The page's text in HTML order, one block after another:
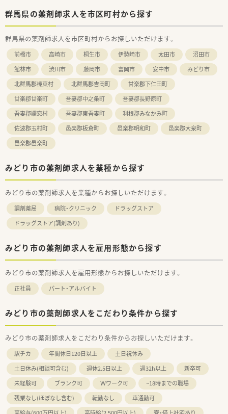
群馬県の薬剤師求人を市区町村から探す
群馬県の薬剤師求人を市区町村からお探しいただけます。
前橋市 高崎市 桐生市 伊勢崎市 太田市
沼田市
館林市
渋川市 藤岡市 富岡市 安中市
みどり市
北群馬郡榛東村
北群馬郡吉岡町
甘楽郡下仁田町
甘楽郡甘楽町
吾妻郡中之条町
吾妻郡長野原町
吾妻郡嬬恋村
吾妻郡東吾妻町
利根郡みなかみ町
佐波郡玉村町
邑楽郡板倉町 邑楽郡明和町
邑楽郡大泉町
邑楽郡邑楽町
みどり市の薬剤師求人を業種から探す
みどり市の薬剤師求人を業種からお探しいただけます。
調剤薬局 病院・クリニック
ドラッグストア
ドラッグストア(調剤あり)
みどり市の薬剤師求人を雇用形態から探す
みどり市の薬剤師求人を雇用形態からお探しいただけます。
正社員 パート・アルバイト
みどり市の薬剤師求人をこだわり条件から探す
みどり市の薬剤師求人をこだわり条件からお探しいただけます。
駅チカ 年間休日120日以上
土日祝休み
土日休み(相談可含む)
週休2.5日以上 週32h以上
新卒可
未経験可
ブランク可 Ｗワーク可
~18時までの職場
残業なし(ほぼなし含む)
転勤なし
車通勤可